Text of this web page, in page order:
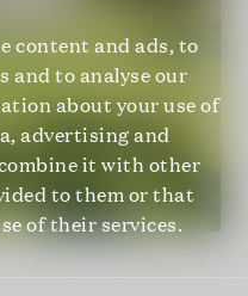
content and ads, to
and to analyse our
about your use of
advertising and
it with other
to them or that
of their services.